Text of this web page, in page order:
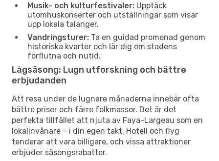
Musik- och kulturfestivaler: Upptäck
utomhuskonserter och utställningar som visar
upp lokala talanger.
Vandringsturer: Ta en guidad promenad genom
historiska kvarter och lär dig om stadens
förflutna och nutid.
Lågsäsong: Lugn utforskning och bättre
erbjudanden
Att resa under de lugnare månaderna innebär ofta
bättre priser och färre folkmassor. Det är det
perfekta tillfället att njuta av Faya-Largeau som en
lokalinvånare – i din egen takt. Hotell och flyg
tenderar att vara billigare, och vissa attraktioner
erbjuder säsongsrabatter.